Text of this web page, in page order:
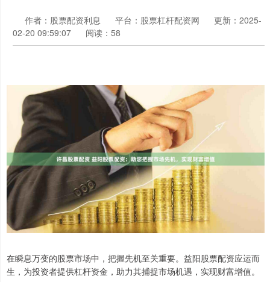
作者：股票配资利息 平台：股票杠杆配资网
更新：2025-
02-20 09:59:07
阅读：58
在瞬息万变的股票市场中，把握先机至关重要。益阳股票配资应运而
生，为投资者提供杠杆资金，助力其捕捉市场机遇，实现财富增值。